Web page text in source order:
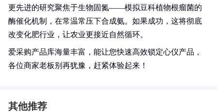
更先进的研究聚焦于生物固氮——模拟豆科植物根瘤菌的
酶催化机制，在常温常压下合成氨。如果成功，这将彻底
改变化肥行业，让农业更接近自然循环。
爱采购产品库海量丰富，能让您快速高效锁定心仪产品，
各位商家老板别再犹豫，赶紧体验起来！
其他推荐